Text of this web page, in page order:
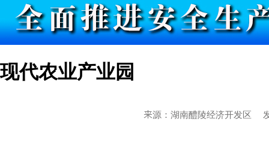
现代农业产业园
来源：湖南醴陵经济开发区